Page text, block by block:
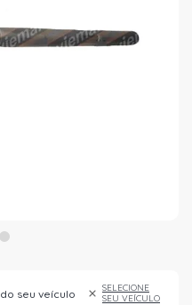
2
do seu veículo
SELECIONE
SEU VEÍCULO